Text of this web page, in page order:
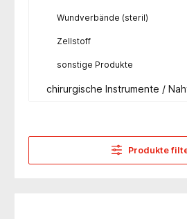
Wundverbände (steril)
Zellstoff
sonstige Produkte
chirurgische Instrumente /
Produkte